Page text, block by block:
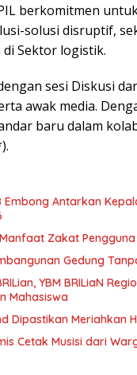
berkomitmen
solusi disruptif,
Sektor logistik.
sesi Diskusi
awak media.
baru dalam
Embong Antarkan
Zakat
Gedung
YBM BRILiaN
Mahasiswa
Dipastikan Meriahkan
Cetak Musisi dari